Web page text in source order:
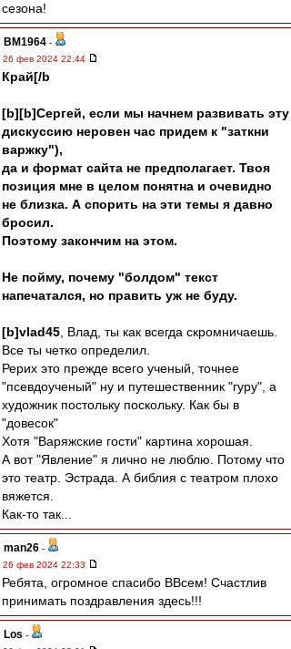
сезона!
BM1964 -
26 фев 2024 22:44
Край[/b
[b][b]Сергей, если мы начнем развивать эту
дискуссию неровен час придем к "заткни
варжку"),
да и формат сайта не предполагает. Твоя
позиция мне в целом понятна и очевидно
не близка. А спорить на эти темы я давно
бросил.
Поэтому закончим на этом.
Не пойму, почему "болдом" текст
напечатался, но править уж не буду.
[b]vlad45 , Влад, ты как всегда скромничаешь.
Все ты четко определил.
Рерих это прежде всего ученый, точнее
"псевдоученый" ну и путешественник "гуру", а
художник постольку поскольку. Как бы в
"довесок"
Хотя "Варяжские гости" картина хорошая.
А вот "Явление" я лично не люблю. Потому что
это театр. Эстрада. А библия с театром плохо
вяжется.
Как-то так...
man26 -
26 фев 2024 22:33
Ребята, огромное спасибо ВВсем! Счастлив
принимать поздравления здесь!!!
Los -